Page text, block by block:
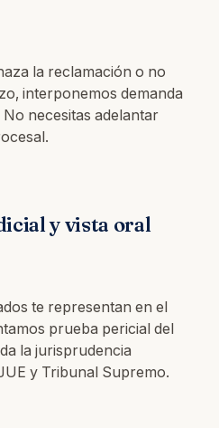
la reclamación o no
interponemos demanda
necesitas adelantar
y vista oral
te representan en el
prueba pericial del
la jurisprudencia
y Tribunal Supremo.